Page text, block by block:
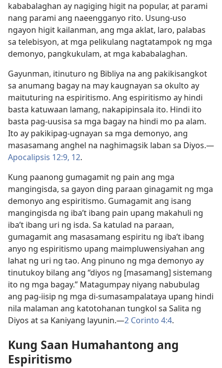
kababalaghan ay nagiging higit na popular, at parami
nang parami ang naeengganyo rito. Usung-uso
ngayon higit kailanman, ang mga aklat, laro, palabas
sa telebisyon, at mga pelikulang nagtatampok ng mga
demonyo, pangkukulam, at mga kababalaghan.
Gayunman, itinuturo ng Bibliya na ang pakikisangkot
sa anumang bagay na may kaugnayan sa okulto ay
maituturing na espiritismo. Ang espiritismo ay hindi
basta katuwaan lamang, nakapipinsala ito. Hindi ito
basta pag-uusisa sa mga bagay na hindi mo pa alam.
Ito ay pakikipag-ugnayan sa mga demonyo, ang
masasamang anghel na naghimagsik laban sa Diyos.​—
Apocalipsis 12:9, 12.
Kung paanong gumagamit ng pain ang mga
mangingisda, sa gayon ding paraan ginagamit ng mga
demonyo ang espiritismo. Gumagamit ang isang
mangingisda ng iba’t ibang pain upang makahuli ng
iba’t ibang uri ng isda. Sa katulad na paraan,
gumagamit ang masasamang espiritu ng iba’t ibang
anyo ng espiritismo upang maimpluwensiyahan ang
lahat ng uri ng tao. Ang pinuno ng mga demonyo ay
tinutukoy bilang ang “diyos ng [masamang] sistemang
ito ng mga bagay.” Matagumpay niyang nabubulag
ang pag-iisip ng mga di-sumasampalataya upang hindi
nila malaman ang katotohanan tungkol sa Salita ng
Diyos at sa Kaniyang layunin.​—2 Corinto 4:4.
Kung Saan Humahantong ang
Espiritismo